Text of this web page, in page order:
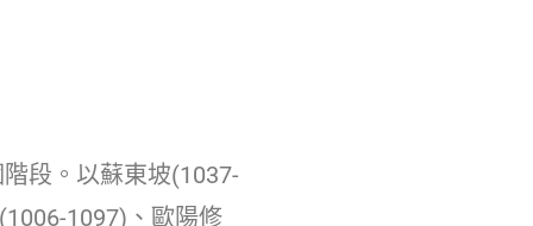
段。以蘇東坡(1037-
1097)、歐陽修